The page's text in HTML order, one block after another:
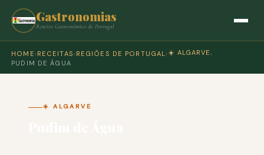
Gastronomias
Roteiro Gastronómico de Portugal
HOME › RECEITAS › REGIÕES DE PORTUGAL › ☀️ ALGARVE ›
PUDIM DE ÁGUA
☀️ ALGARVE